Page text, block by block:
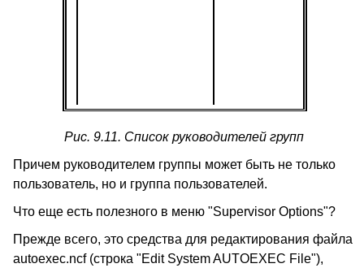
Рис. 9.11. Список руководителей групп
Причем руководителем группы может быть не только
пользователь, но и группа пользователей.
Что еще есть полезного в меню "Supervisor Options"?
Прежде всего, это средства для редактирования файла
autoexec.ncf (строка "Edit System AUTOEXEC File"),